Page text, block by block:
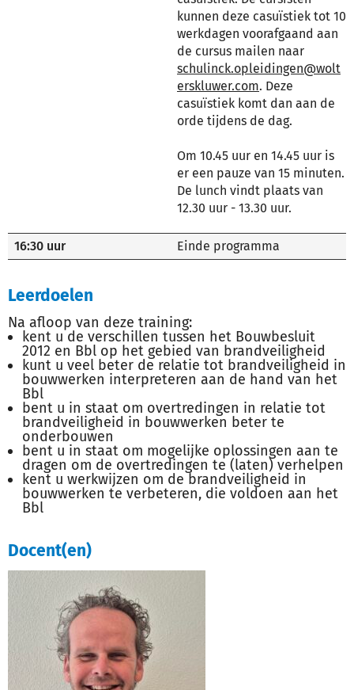
kunnen deze casuïstiek tot 10
werkdagen voorafgaand aan
de cursus mailen naar
schulinck.opleidingen@wolt
erskluwer.com. Deze
casuïstiek komt dan aan de
orde tijdens de dag.
Om 10.45 uur en 14.45 uur is
er een pauze van 15 minuten.
De lunch vindt plaats van
12.30 uur - 13.30 uur.
16:30 uur Einde programma
Leerdoelen
Na afloop van deze training:
kent u de verschillen tussen het Bouwbesluit
2012 en Bbl op het gebied van brandveiligheid
kunt u veel beter de relatie tot brandveiligheid in
bouwwerken interpreteren aan de hand van het
Bbl
bent u in staat om overtredingen in relatie tot
brandveiligheid in bouwwerken beter te
onderbouwen
bent u in staat om mogelijke oplossingen aan te
dragen om de overtredingen te (laten) verhelpen
kent u werkwijzen om de brandveiligheid in
bouwwerken te verbeteren, die voldoen aan het
Bbl
Docent(en)